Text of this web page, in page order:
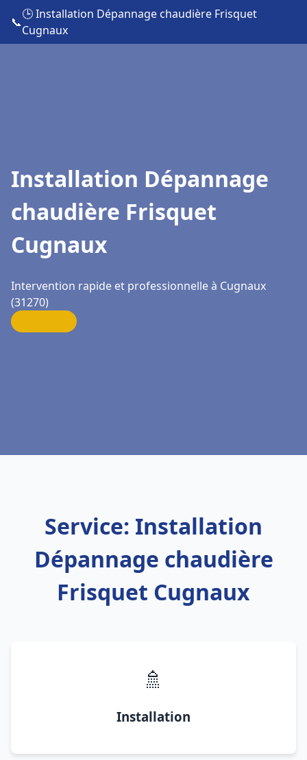
📞
🕒 Installation Dépannage chaudière Frisquet
Cugnaux
Installation Dépannage
chaudière Frisquet
Cugnaux
Intervention rapide et professionnelle à Cugnaux
(31270)
Service: Installation
Dépannage chaudière
Frisquet Cugnaux
🚿
Installation